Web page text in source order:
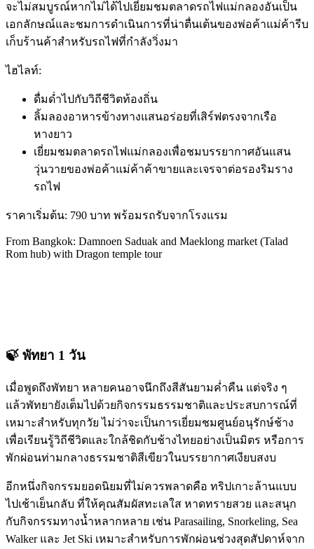
จะไม่สมบูรณ์หากไม่ได้ไปเยี่ยมชมตลาดรถไฟแม่กลองอันเป็น
เอกลักษณ์และชมการดำเนินการที่น่าตื่นเต้นของพ่อค้าแม่ค้ารีบ
เก็บร้านค้าสำหรับรถไฟที่กำลังวิ่งมา
ไฮไลท์:
ดื่มด่ำไปกับวิถีชีวิตท้องถิ่น
ลิ้มลองอาหารข้างทางแสนอร่อยที่เสิร์ฟตรงจากเรือ
หางยาว
เยี่ยมชมตลาดรถไฟแม่กลองเพื่อชมบรรยากาศอันแสน
วุ่นวายของพ่อค้าแม่ค้าค้าขายและเจรจาต่อรองริมราง
รถไฟ
ราคาเริ่มต้น: 790 บาท พร้อมรถรับจากโรงแรม
From Bangkok: Damnoen Saduak and Maeklong market (Talad
Rom hub) with Dragon temple tour
🍃 พัทยา 1 วัน
เมื่อพูดถึงพัทยา หลายคนอาจนึกถึงสีสันยามค่ำคืน แต่จริง ๆ
แล้วพัทยายังเต็มไปด้วยกิจกรรมธรรมชาติและประสบการณ์ที่
เหมาะสำหรับทุกวัย ไม่ว่าจะเป็นการเยี่ยมชมศูนย์อนุรักษ์ช้าง
เพื่อเรียนรู้วิถีชีวิตและใกล้ชิดกับช้างไทยอย่างเป็นมิตร หรือการ
พักผ่อนท่ามกลางธรรมชาติสีเขียวในบรรยากาศเงียบสงบ
อีกหนึ่งกิจกรรมยอดนิยมที่ไม่ควรพลาดคือ ทริปเกาะล้านแบบ
ไปเช้าเย็นกลับ ที่ให้คุณสัมผัสทะเลใส หาดทรายสวย และสนุก
กับกิจกรรมทางน้ำหลากหลาย เช่น Parasailing, Snorkeling, Sea
Walker และ Jet Ski เหมาะสำหรับการพักผ่อนช่วงสุดสัปดาห์จาก